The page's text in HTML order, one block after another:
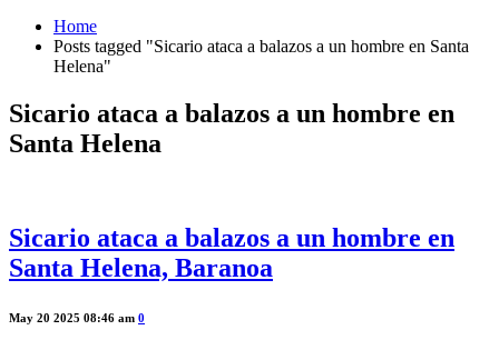
Home
Posts tagged "Sicario ataca a balazos a un hombre en Santa
Helena"
Sicario ataca a balazos a un hombre en
Santa Helena
Sicario ataca a balazos a un hombre en
Santa Helena, Baranoa
May 20 2025 08:46 am 0